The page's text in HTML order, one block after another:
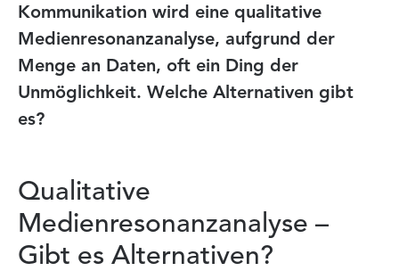
Kommunikation wird eine qualitative
Medienresonanzanalyse, aufgrund der
Menge an Daten, oft ein Ding der
Unmöglichkeit. Welche Alternativen gibt
es?
Qualitative
Medienresonanzanalyse –
Gibt es Alternativen?